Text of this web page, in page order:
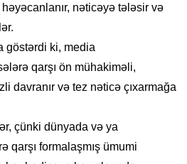
həyəcanlanır, nəticəyə tələsir və
göstərdi ki, media
qarşı ön mühakiməli,
davranır və tez nəticə çıxarmağa
çünki dünyada və ya
qarşı formalaşmış ümumi